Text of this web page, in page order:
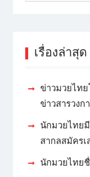
เรื่องล่าสุด
ข่าวมวยไท
ข่าวสารวงก
นักมวยไทย
สากลสมัครเ
นักมวยไทย